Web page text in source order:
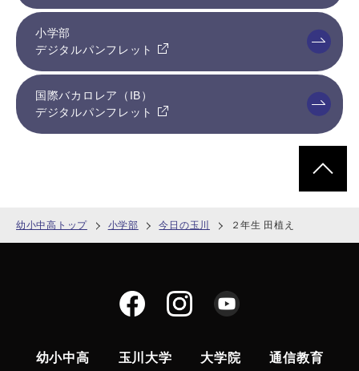
幼小中高トップ 小学部 今日の玉川 ２年生 田植え
小学部
デジタルパンフレット
国際バカロレア（IB）
デジタルパンフレット
幼小中高 玉川大学 大学院 通信教育